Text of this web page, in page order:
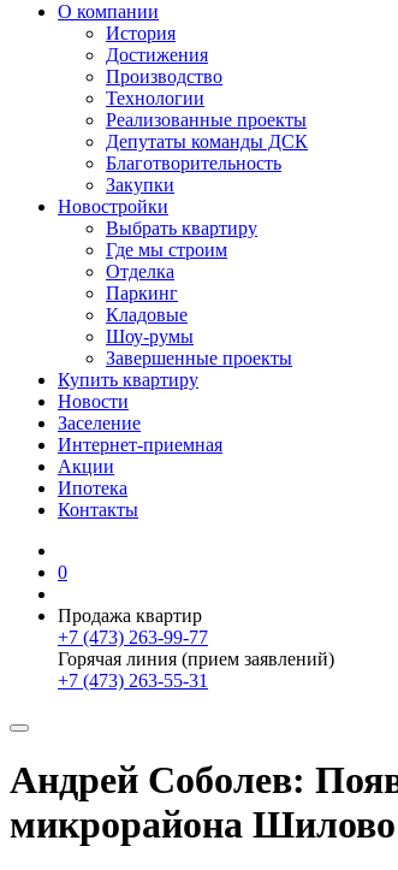
О компании
История
Достижения
Производство
Технологии
Реализованные проекты
Депутаты команды ДСК
Благотворительность
Закупки
Новостройки
Выбрать квартиру
Где мы строим
Отделка
Паркинг
Кладовые
Шоу-румы
Завершенные проекты
Купить квартиру
Новости
Заселение
Интернет-приемная
Акции
Ипотека
Контакты
0
Продажа квартир
+7 (473) 263-99-77
Горячая линия (прием заявлений)
+7 (473) 263-55-31
Андрей Соболев:
микрорайона Шилово